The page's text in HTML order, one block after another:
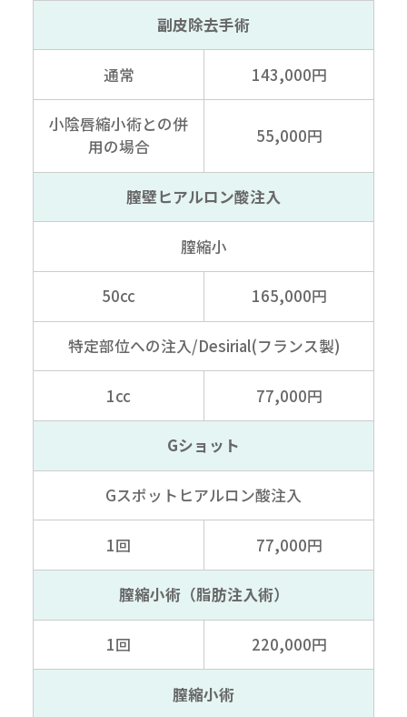
副皮除去手術
通常 143,000円
小陰唇縮小術との併
用の場合
55,000円
膣壁ヒアルロン酸注入
膣縮小
50cc 165,000円
特定部位への注入/Desirial(フランス製)
1cc 77,000円
Gショット
Gスポット ヒアルロン酸注入
1回 77,000円
膣縮小術（脂肪注入術）
1回 220,000円
膣縮小術